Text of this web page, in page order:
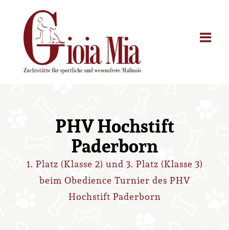
Inhalt
springen
PHV Hochstift
Paderborn
1. Platz (Klasse 2) und 3. Platz (Klasse 3)
beim Obedience Turnier des PHV
Hochstift Paderborn